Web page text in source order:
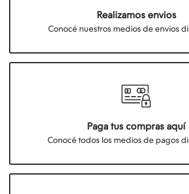
Realizamos envios
Conocé nuestros medios de envios
Paga tus compras aquí
Conocé todos los medios de pagos